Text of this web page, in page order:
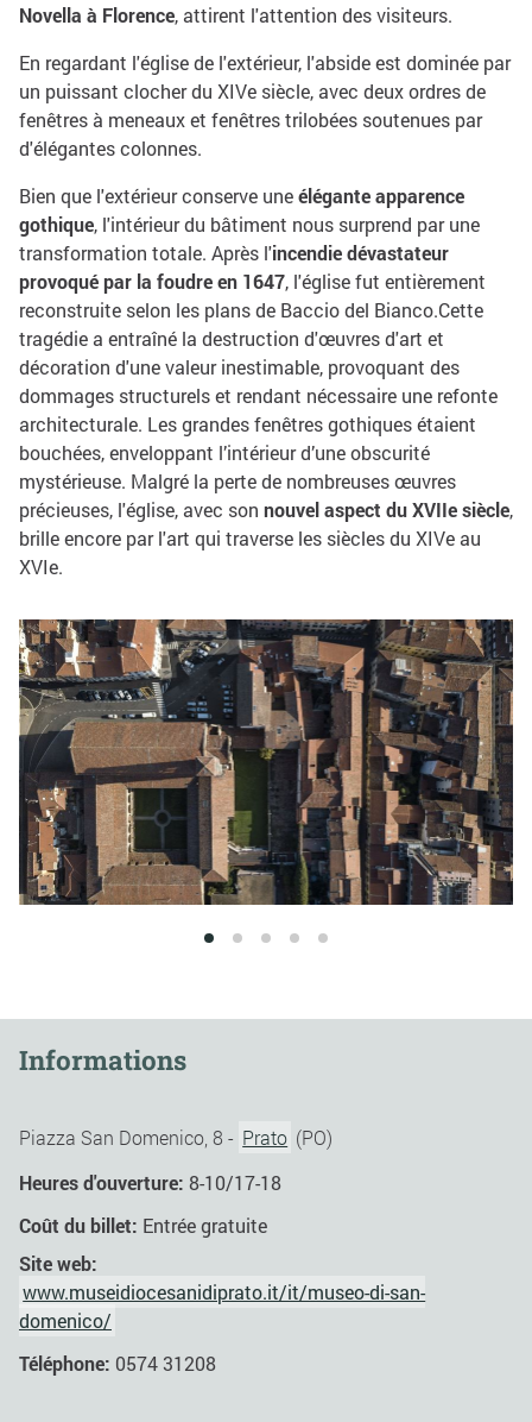
Novella à Florence, attirent l'attention des visiteurs.
En regardant l'église de l'extérieur, l'abside est dominée par
un puissant clocher du XIVe siècle, avec deux ordres de
fenêtres à meneaux et fenêtres trilobées soutenues par
d'élégantes colonnes.
Bien que l'extérieur conserve uneélégante apparence
gothique, l'intérieur du bâtiment nous surprend par une
transformation totale. Après l'incendie dévastateur
provoqué par la foudre en 1647, l'église fut entièrement
reconstruite selon les plans de Baccio del Bianco.Cette
tragédie a entraîné la destruction d'œuvres d'art et
décoration d'une valeur inestimable, provoquant des
dommages structurels et rendant nécessaire une refonte
architecturale. Les grandes fenêtres gothiques étaient
bouchées, enveloppant l’intérieur d’une obscurité
mystérieuse. Malgré la perte de nombreuses œuvres
précieuses, l'église, avec son nouvel aspect du XVIIe siècle,
brille encore par l'art qui traverse les siècles du XIVe au
XVIe.
1 2 3 4 5
Informations
Piazza San Domenico, 8 - Prato (PO)
Heures d'ouverture: 8-10/17-18
Coût du billet: Entrée gratuite
Site web:
www.museidiocesanidiprato.it/it/museo-di-san-
domenico/
Téléphone: 0574 31208